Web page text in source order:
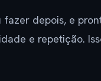
fazer depois, e
e repetição.